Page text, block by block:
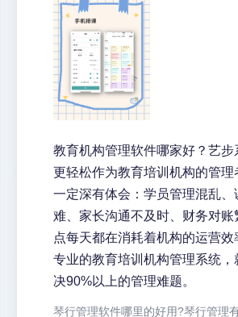
教育机构管理软件哪家好？艺步
更轻松作为教育培训机构的管理
一定深有体会：学员管理混乱、
难、家长沟通不及时、财务对账
点每天都在消耗着机构的运营效
专业的教育培训机构管理系统，
决90%以上的管理难题。
琴行管理软件哪里的好用?琴行管理